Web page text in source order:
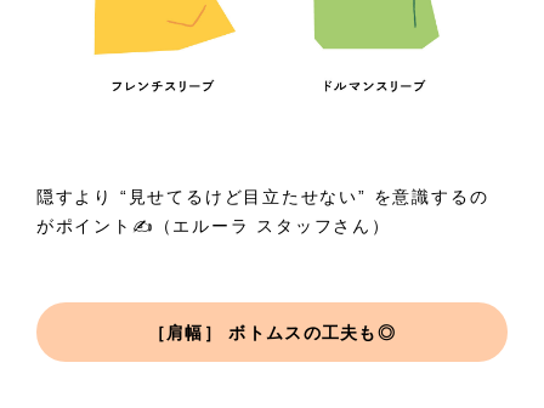
隠すより “見せてるけど目立たせない” を意識するの
がポイント✍️（エルーラ スタッフさん）
［肩幅］ ボトムスの工夫も◎